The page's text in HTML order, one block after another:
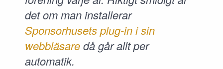
det om man installerar
Sponsorhusets plug-in i sin
webbläsaredå går allt per
automatik.